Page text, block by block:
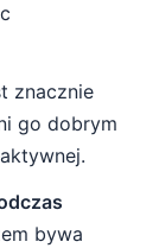
znacznie
go dobrym
bywa